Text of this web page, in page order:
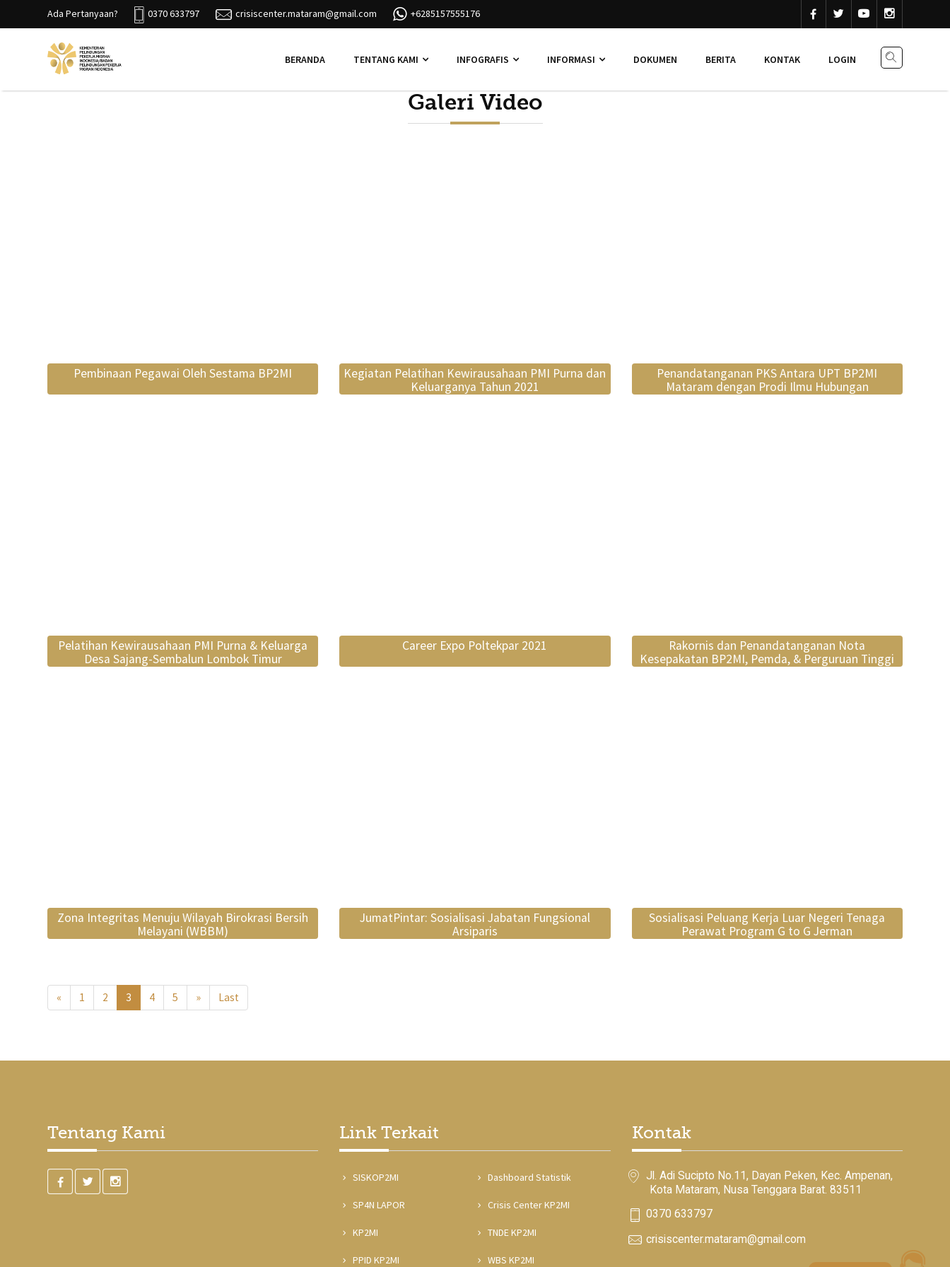
Ada Pertanyaan? 0370 633797 crisiscenter.mataram@gmail.com +6285157555176
BERANDA TENTANG KAMI INFOGRAFIS INFORMASI DOKUMEN BERITA KONTAK LOGIN
Galeri Video
Pembinaan Pegawai Oleh Sestama BP2MI
Kegiatan Pelatihan Kewirausahaan PMI Purna dan
Keluarganya Tahun 2021
Penandatanganan PKS Antara UPT BP2MI
Mataram dengan Prodi Ilmu Hubungan
Pelatihan Kewirausahaan PMI Purna & Keluarga
Desa Sajang-Sembalun Lombok Timur
Career Expo Poltekpar 2021
Rakornis dan Penandatanganan Nota
Kesepakatan BP2MI, Pemda, & Perguruan Tinggi
Zona Integritas Menuju Wilayah Birokrasi Bersih
Melayani (WBBM)
JumatPintar: Sosialisasi Jabatan Fungsional
Arsiparis
Sosialisasi Peluang Kerja Luar Negeri Tenaga
Perawat Program G to G Jerman
« 1 2 3 4 5 » Last
Tentang Kami Link Terkait
SISKOP2MI Dashboard Statistik
SP4N LAPOR Crisis Center KP2MI
KP2MI TNDE KP2MI
PPID KP2MI WBS KP2MI
Kontak
Jl. Adi Sucipto No.11, Dayan Peken, Kec. Ampenan,
Kota Mataram, Nusa Tenggara Barat. 83511
0370 633797
crisiscenter.mataram@gmail.com